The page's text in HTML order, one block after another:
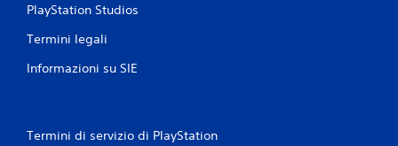
PlayStation Studios
Termini legali
Informazioni su SIE
Termini di servizio di PlayStation